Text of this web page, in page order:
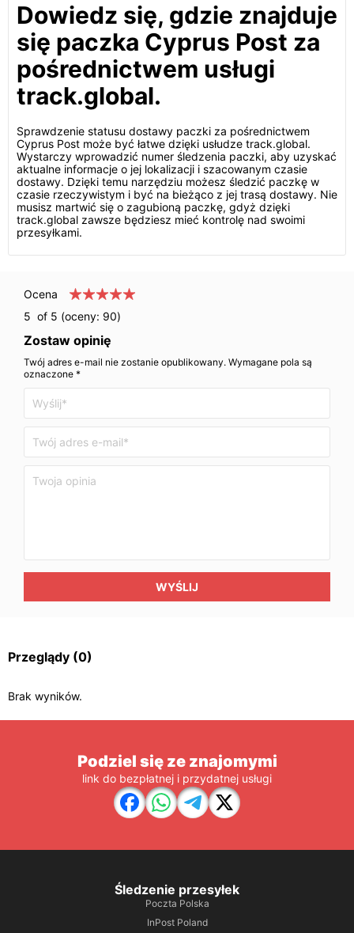
Dowiedz się, gdzie znajduje
się paczka Cyprus Post za
pośrednictwem usługi
track.global.
Sprawdzenie statusu dostawy paczki za pośrednictwem
Cyprus Post może być łatwe dzięki usłudze track.global.
Wystarczy wprowadzić numer śledzenia paczki, aby uzyskać
aktualne informacje o jej lokalizacji i szacowanym czasie
dostawy. Dzięki temu narzędziu możesz śledzić paczkę w
czasie rzeczywistym i być na bieżąco z jej trasą dostawy. Nie
musisz martwić się o zagubioną paczkę, gdyż dzięki
track.global zawsze będziesz mieć kontrolę nad swoimi
przesyłkami.
Ocena
5 of 5 (oceny: 90)
Zostaw opinię
Twój adres e-mail nie zostanie opublikowany. Wymagane pola są
oznaczone *
WYŚLIJ
Przeglądy (0)
Brak wyników.
Podziel się ze znajomymi
link do bezpłatnej i przydatnej usługi
Śledzenie przesyłek
Poczta Polska
InPost Poland